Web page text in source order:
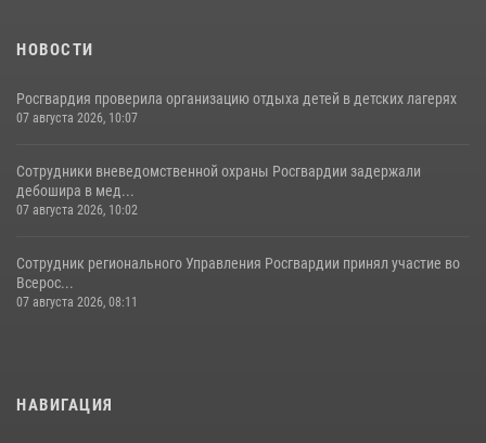
НОВОСТИ
Росгвардия проверила организацию отдыха детей в детских лагерях
07 августа 2026, 10:07
Сотрудники вневедомственной охраны Росгвардии задержали
дебошира в мед...
07 августа 2026, 10:02
Сотрудник регионального Управления Росгвардии принял участие во
Всерос...
07 августа 2026, 08:11
НАВИГАЦИЯ